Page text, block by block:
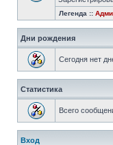
Легенда ::
Дни рождения
Сегодня нет
Статистика
Всего
Вход